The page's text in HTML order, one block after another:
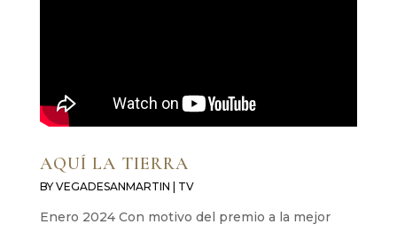
AQUÍ LA TIERRA
BY VEGADESANMARTIN TV
Enero 2024 Con motivo del premio a la mejor